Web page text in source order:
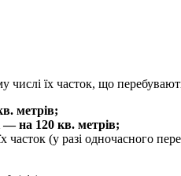
числі їх часток, що
метрів;
— на 120 кв. метрів;
часток (у разі одночасного